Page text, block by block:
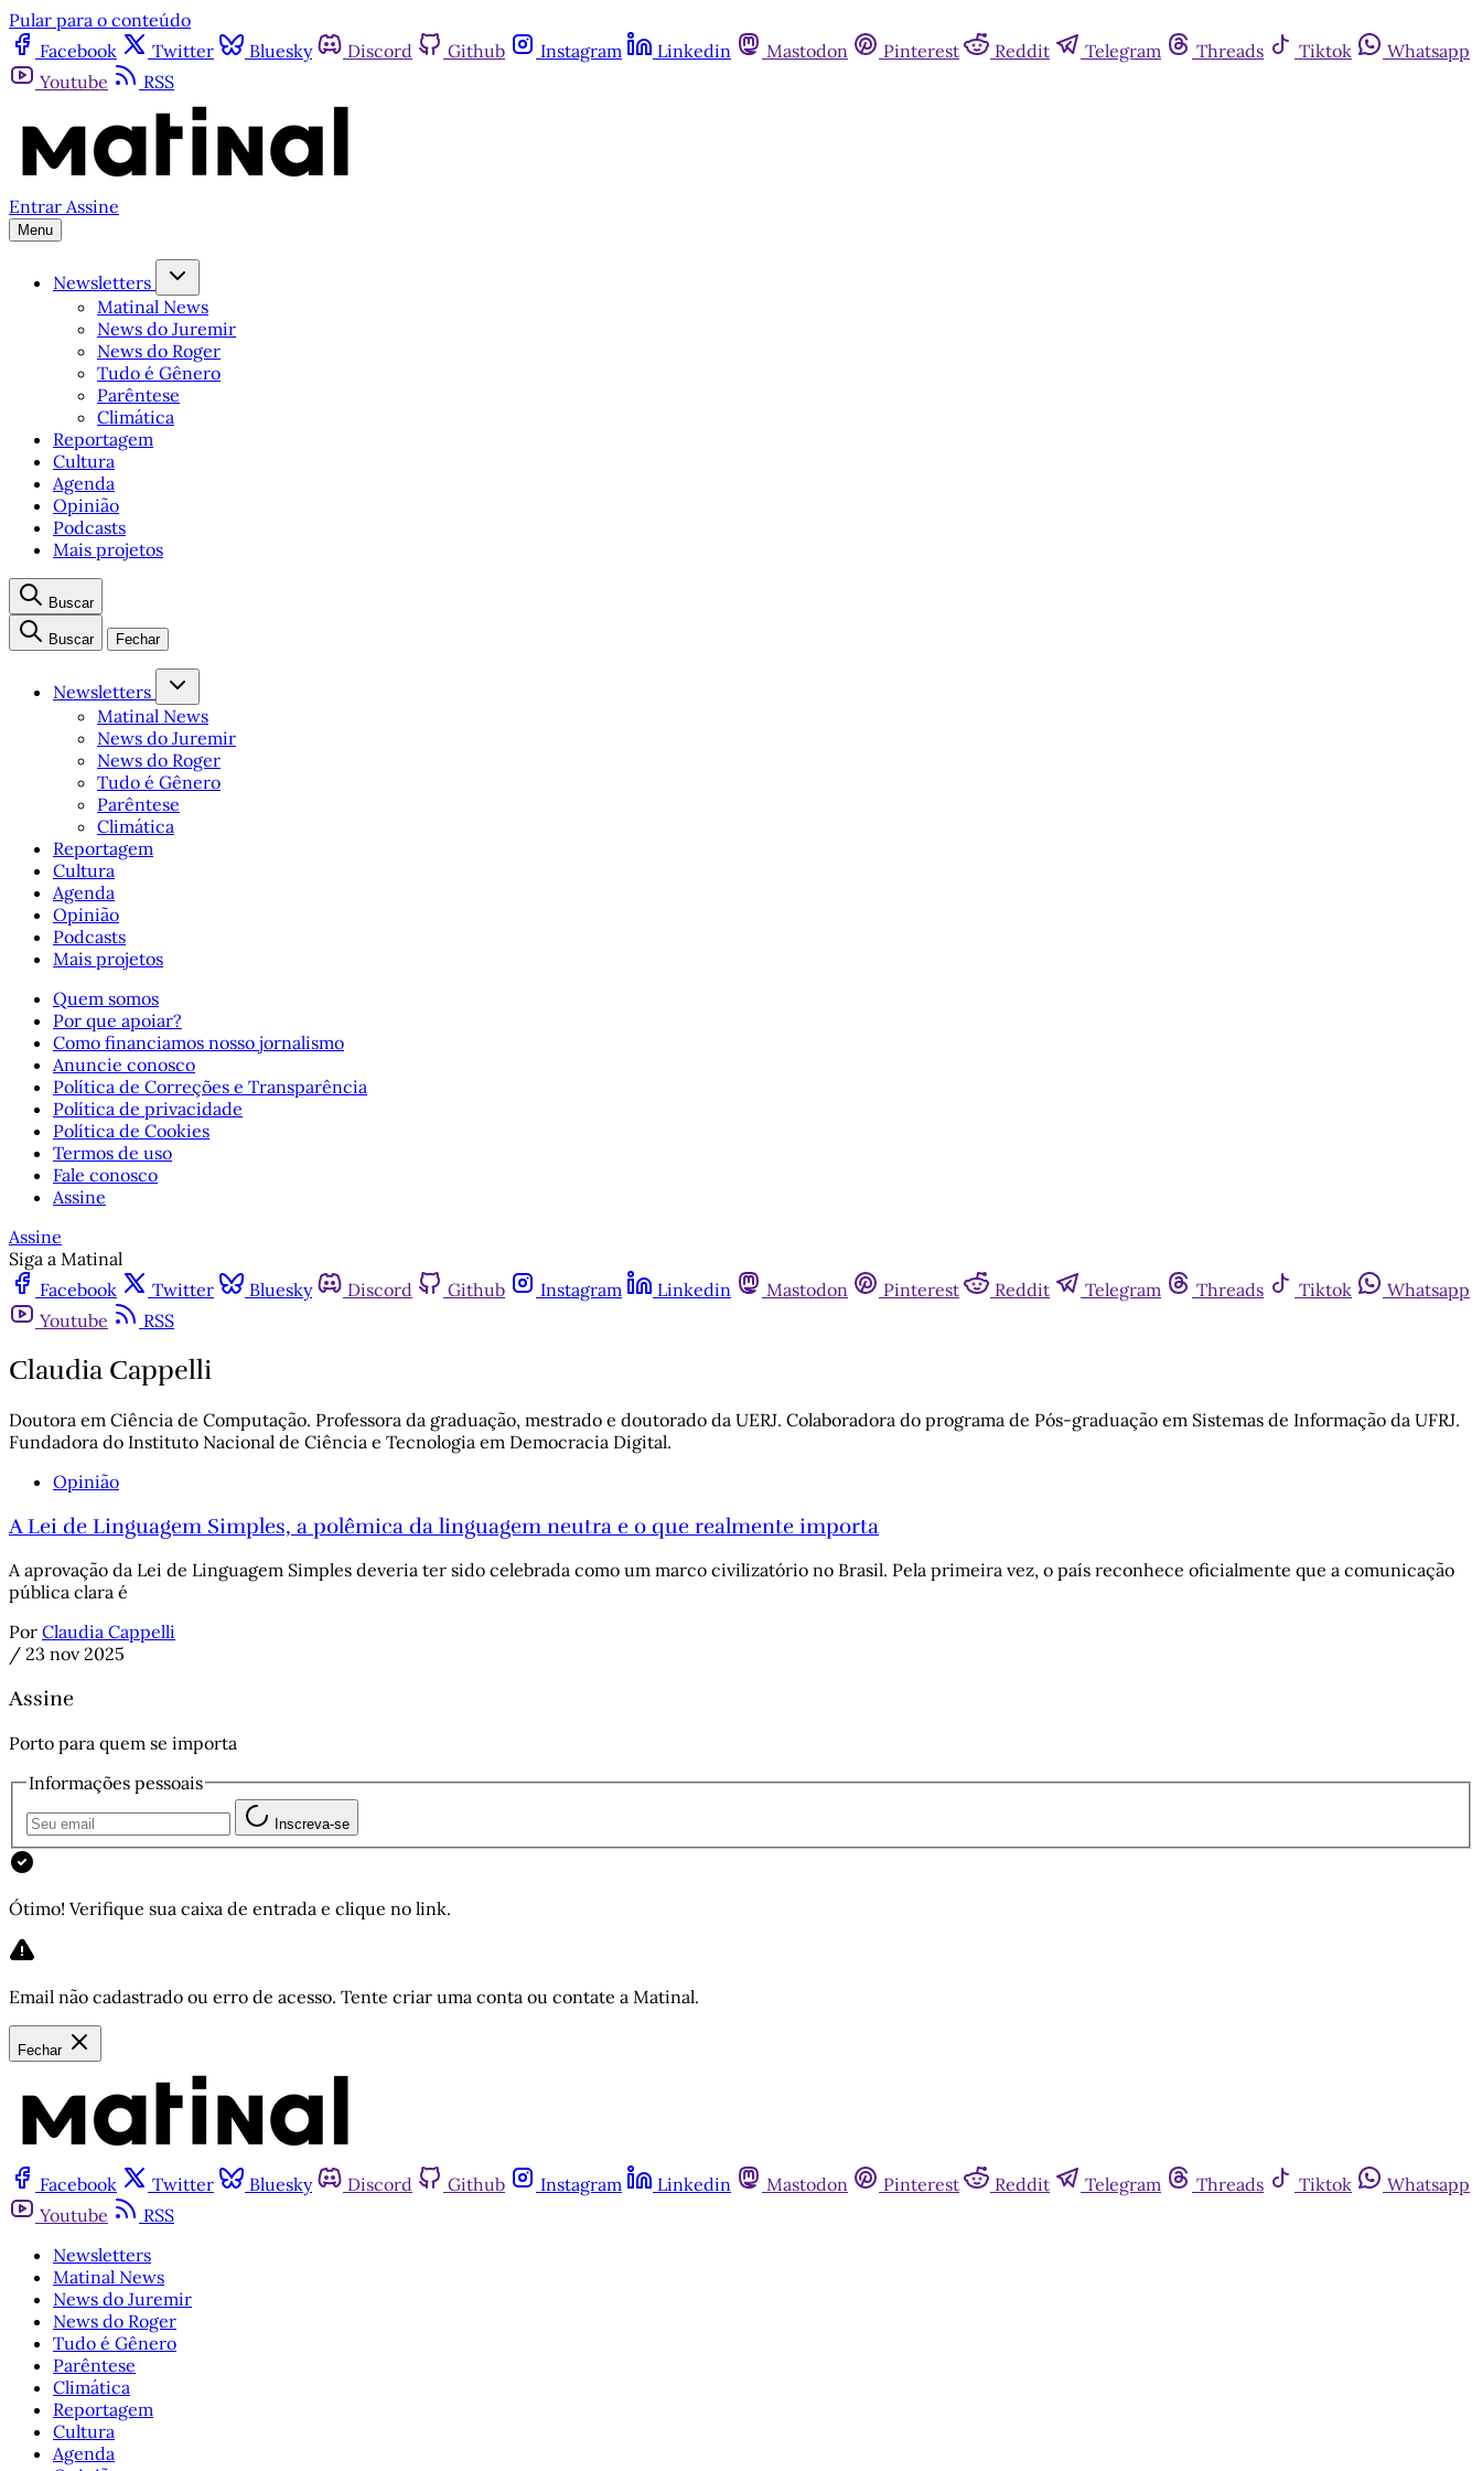
Pular para o conteúdo
Facebook
Twitter Bluesky Discord Github Instagram Linkedin Mastodon Pinterest Reddit Telegram Threads Tiktok
Whatsapp
Youtube
RSS
Entrar Assine
Menu
Newsletters
Matinal News
News do Juremir
News do Roger
Tudo é Gênero
Parêntese
Climática
Reportagem
Cultura
Agenda
Opinião
Podcasts
Mais projetos
Buscar
Buscar Fechar
Newsletters
Matinal News
News do Juremir
News do Roger
Tudo é Gênero
Parêntese
Climática
Reportagem
Cultura
Agenda
Opinião
Podcasts
Mais projetos
Quem somos
Por que apoiar?
Como financiamos nosso jornalismo
Anuncie conosco
Política de Correções e Transparência
Política de privacidade
Política de Cookies
Termos de uso
Fale conosco
Assine
Assine
Siga a Matinal
Facebook
Twitter Bluesky Discord Github Instagram Linkedin Mastodon Pinterest Reddit Telegram Threads Tiktok
Whatsapp
Youtube
RSS
Claudia Cappelli
Doutora em Ciência de Computação. Professora da graduação, mestrado e doutorado da UERJ. Colaboradora do programa de Pós-graduação em Sistemas de Informação da UFRJ.
Fundadora do Instituto Nacional de Ciência e Tecnologia em Democracia Digital.
Opinião
A Lei de Linguagem Simples, a polêmica da linguagem neutra e o que realmente importa
A aprovação da Lei de Linguagem Simples deveria ter sido celebrada como um marco civilizatório no Brasil. Pela primeira vez, o país reconhece oficialmente que a comunicação
pública clara é
Por Claudia Cappelli
/ 23 nov 2025
Assine
Porto para quem se importa
Informações pessoais
Inscreva-se
Ótimo! Verifique sua caixa de entrada e clique no link.
Email não cadastrado ou erro de acesso. Tente criar uma conta ou contate a Matinal.
Fechar
Facebook Twitter Bluesky Discord Github Instagram Linkedin Mastodon Pinterest Reddit Telegram Threads Tiktok
Whatsapp
Youtube
RSS
Newsletters
Matinal News
News do Juremir
News do Roger
Tudo é Gênero
Parêntese
Climática
Reportagem
Cultura
Agenda